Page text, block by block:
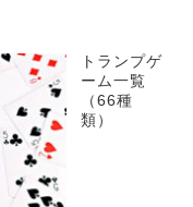
トランプゲ
ーム一覧
（66種
類）